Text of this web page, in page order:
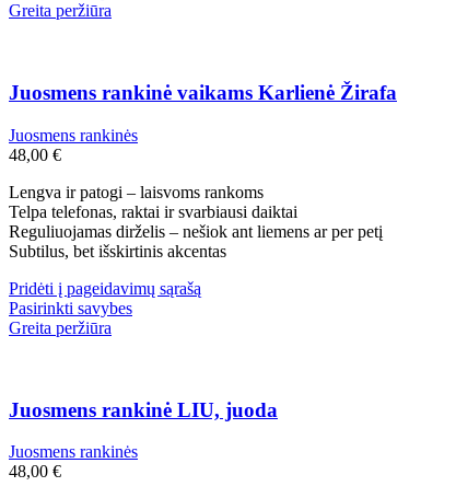
Greita peržiūra
Juosmens rankinė vaikams Karlienė Žirafa
Juosmens rankinės
48,00 €
Lengva ir patogi – laisvoms rankoms
Telpa telefonas, raktai ir svarbiausi daiktai
Reguliuojamas dirželis – nešiok ant liemens ar per petį
Subtilus, bet išskirtinis akcentas
Pridėti į pageidavimų sąrašą
Pasirinkti savybes
Greita peržiūra
Juosmens rankinė LIU, juoda
Juosmens rankinės
48,00 €